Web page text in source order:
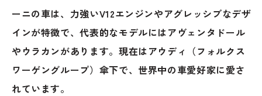
電話・メールなどのご連絡方法意外にも、オンラインで
お問い合わせフォームにて、オンラインでのご連絡をご
希望ください。
ーニの車は、力強いV12エンジンやアグレッシブなデザ
インが特徴で、代表的なモデルにはアヴェンタドール
やウラカンがあります。現在はアウディ（フォルクス
ワーゲングループ）傘下で、世界中の車愛好家に愛さ
れています。